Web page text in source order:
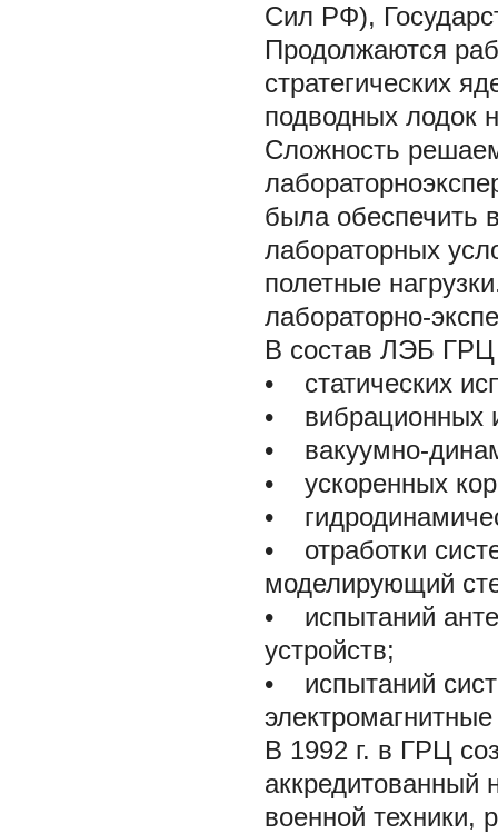
Сил РФ),
Продолжаются
стратегических
подводных лодок
Сложность
была обеспечить
лабораторных
полетные
лабораторно-
В состав ЛЭБ ГРЦ
• статических
• вибрационных
• вакуумно-
• ускоренных
•
• отработки
моделирующий
• испытаний
устройств;
• испытаний
В 1992 г. в ГРЦ
аккредитованный
военной техники,